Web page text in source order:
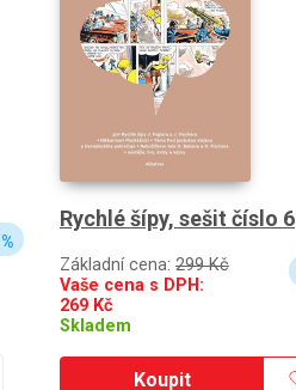
%
Rychlé šípy, sešit číslo 6
Základní cena: 299 Kč
Vaše cena s DPH:
269 Kč
Skladem
Koupit